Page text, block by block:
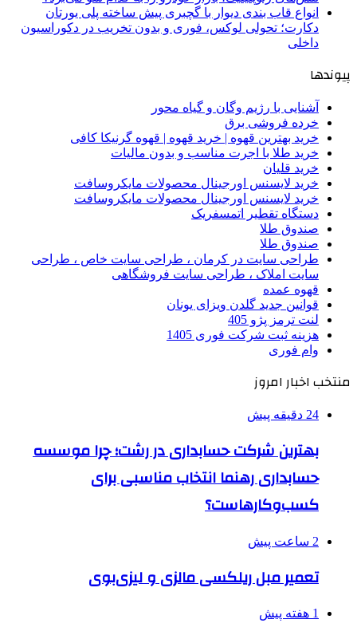
انواع قاب بندی دیوار با گچبری پیش ساخته پلی یورتان
دکارت؛ تحولی لوکس، فوری و بدون تخریب در دکوراسیون
داخلی
پیوندها
آشنایی با رژیم وگان و گیاه محور
خرده فروشی برق
خرید بهترین قهوه | خرید قهوه | قهوه گرنیکا کافی
خرید طلا با اجرت مناسب و بدون مالیات
خرید قلیان
خرید لایسنس اورجینال محصولات مایکروسافت
خرید لایسنس اورجینال محصولات مایکروسافت
دستگاه تقطیر اتمسفریک
صندوق طلا
صندوق طلا
طراحی سایت در کرمان ، طراحی سایت خاص ، طراحی
سایت املاک ، طراحی سایت فروشگاهی
قهوه عمده
قوانین جدید گلدن ویزای یونان
لنت ترمز پژو 405
هزینه ثبت شرکت فوری 1405
وام فوری
منتخب اخبار امروز
24 دقیقه پیش
بهترین شرکت حسابداری در رشت؛ چرا موسسه
حسابداری رهنما انتخاب مناسبی برای
کسب‌وکارهاست؟
2 ساعت پیش
تعمیر مبل ریلکسی مالزی و لیزی‌بوی
1 هفته پیش